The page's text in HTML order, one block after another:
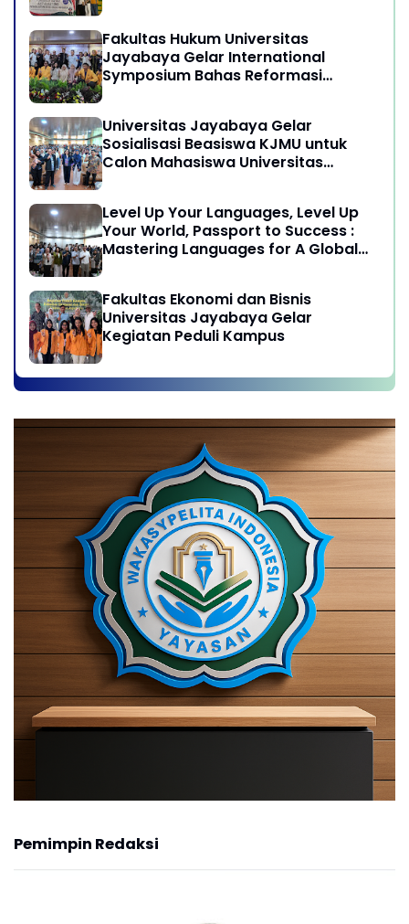
Sukamandi Masagi - Kabupaten
Subang, Jawa Barat
Fakultas Hukum Universitas
Jayabaya Gelar International
Symposium Bahas Reformasi
Universitas Jayabaya Gelar
Sosialisasi Beasiswa KJMU untuk
Calon Mahasiswa Universitas
Level Up Your Languages, Level Up
Your World, Passport to Success :
Mastering Languages for A Global
Fakultas Ekonomi dan Bisnis
Universitas Jayabaya Gelar
Kegiatan Peduli Kampus
Pemimpin Redaksi